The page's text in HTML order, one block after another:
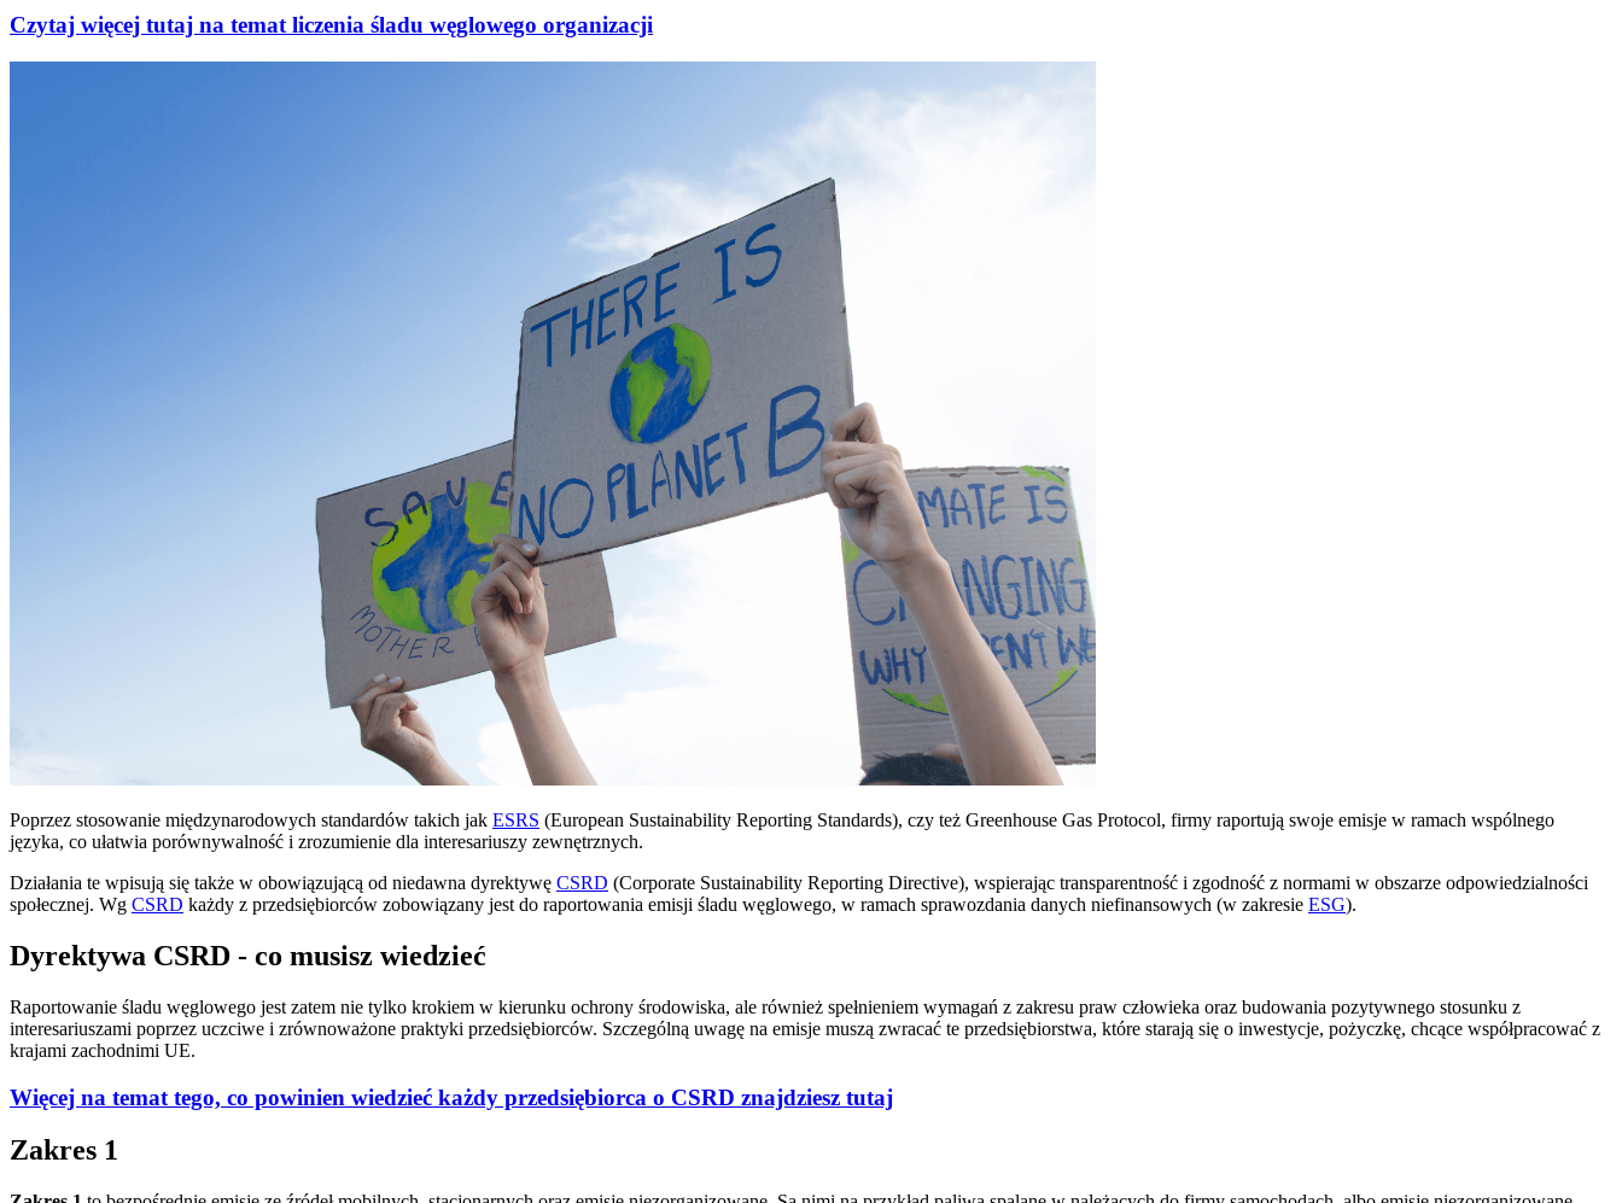
Czytaj więcej tutaj na temat liczenia śladu węglowego organizacji
Poprzez stosowanie międzynarodowych standardów takich jak ESRS (European Sustainability Reporting Standards), czy też Greenhouse Gas Protocol, firmy raportują swoje emisje w ramach wspólnego
języka, co ułatwia porównywalność i zrozumienie dla interesariuszy zewnętrznych.
Działania te wpisują się także w obowiązującą od niedawna dyrektywę CSRD (Corporate Sustainability Reporting Directive), wspierając transparentność i zgodność z normami w obszarze odpowiedzialności
społecznej. Wg CSRD każdy z przedsiębiorców zobowiązany jest do raportowania emisji śladu węglowego, w ramach sprawozdania danych niefinansowych (w zakresie ESG).
Dyrektywa CSRD - co musisz wiedzieć
Raportowanie śladu węglowego jest zatem nie tylko krokiem w kierunku ochrony środowiska, ale również spełnieniem wymagań z zakresu praw człowieka oraz budowania pozytywnego stosunku z
interesariuszami poprzez uczciwe i zrównoważone praktyki przedsiębiorców. Szczególną uwagę na emisje muszą zwracać te przedsiębiorstwa, które starają się o inwestycje, pożyczkę, chcące współpracować z
krajami zachodnimi UE.
Więcej na temat tego, co powinien wiedzieć każdy przedsiębiorca o CSRD znajdziesz tutaj
Zakres 1